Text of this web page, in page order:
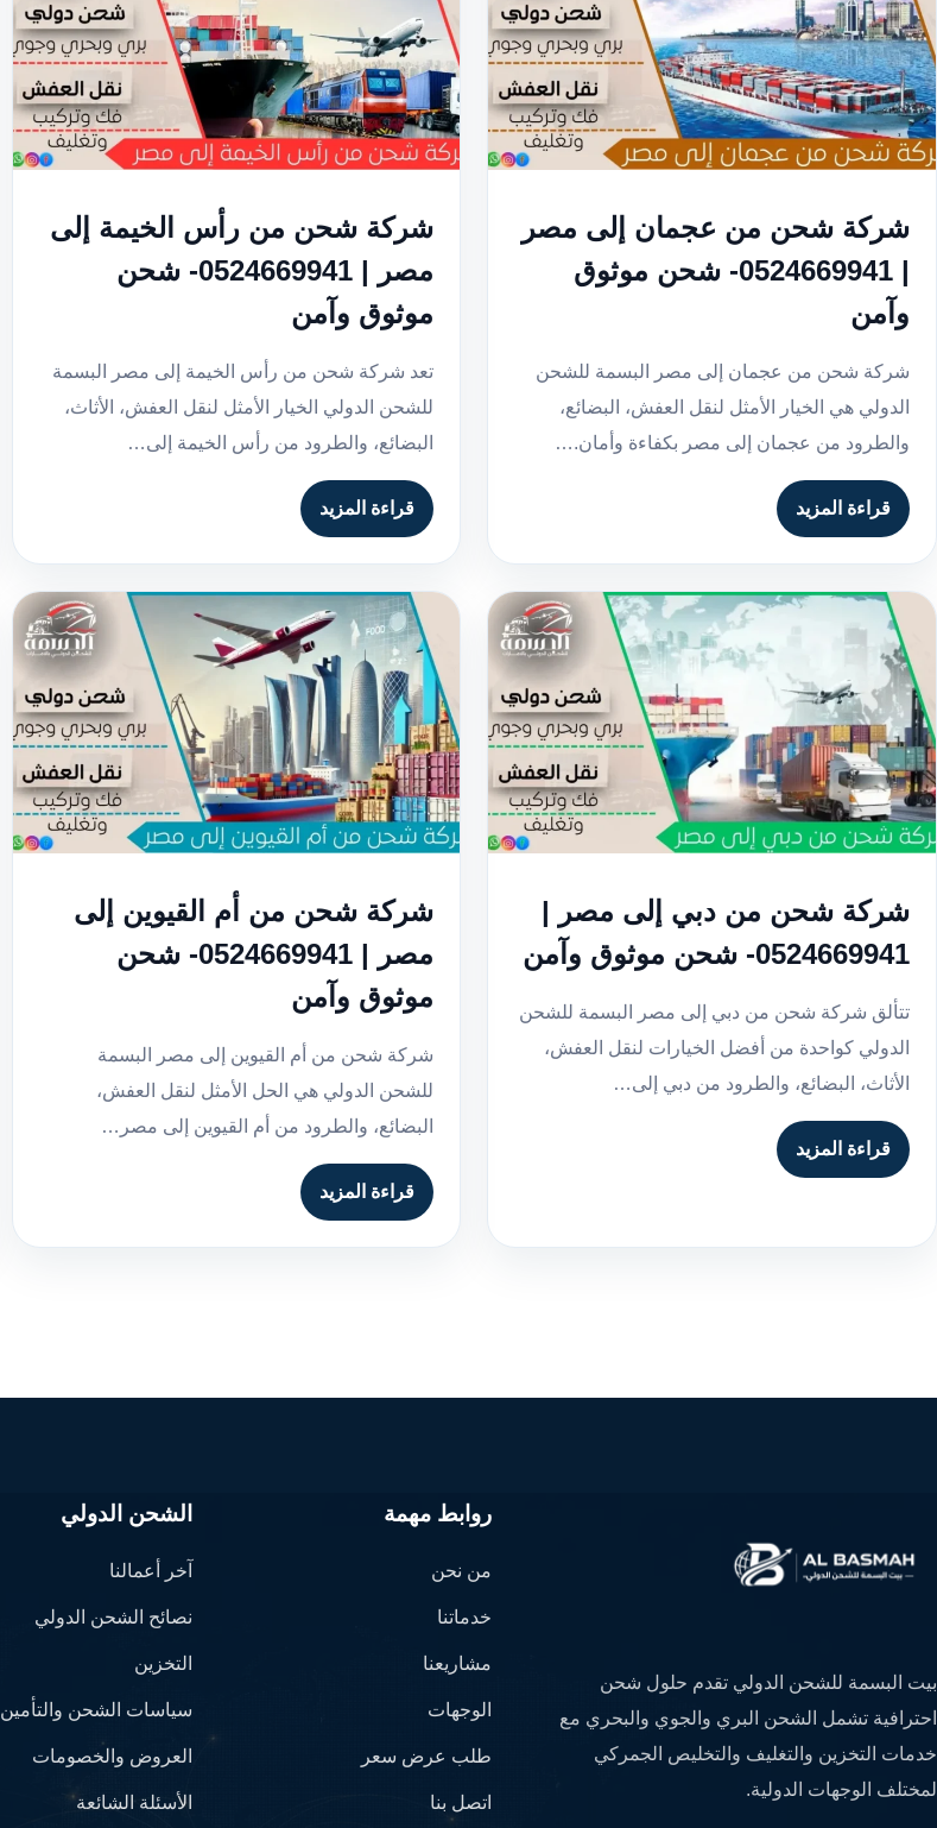
شركة شحن من عجمان إلى مصر
| 0524669941- شحن موثوق
وآمن
شركة شحن من عجمان إلى مصر البسمة للشحن
الدولي هي الخيار الأمثل لنقل العفش، البضائع،
والطرود من عجمان إلى مصر بكفاءة وأمان.…
قراءة المزيد
شركة شحن من رأس الخيمة إلى
مصر | 0524669941- شحن
موثوق وآمن
تعد شركة شحن من رأس الخيمة إلى مصر البسمة
للشحن الدولي الخيار الأمثل لنقل العفش، الأثاث،
البضائع، والطرود من رأس الخيمة إلى…
قراءة المزيد
شركة شحن من دبي إلى مصر |
0524669941- شحن موثوق وآمن
تتألق شركة شحن من دبي إلى مصر البسمة للشحن
الدولي كواحدة من أفضل الخيارات لنقل العفش،
الأثاث، البضائع، والطرود من دبي إلى…
قراءة المزيد
شركة شحن من أم القيوين إلى
مصر | 0524669941- شحن
موثوق وآمن
شركة شحن من أم القيوين إلى مصر البسمة
للشحن الدولي هي الحل الأمثل لنقل العفش،
البضائع، والطرود من أم القيوين إلى مصر…
قراءة المزيد
بيت البسمة للشحن الدولي تقدم حلول شحن
احترافية تشمل الشحن البري والجوي والبحري مع
خدمات التخزين والتغليف والتخليص الجمركي
لمختلف الوجهات الدولية.
روابط مهمة
من نحن
خدماتنا
مشاريعنا
الوجهات
طلب عرض سعر
اتصل بنا
الشحن الدولي
آخر أعمالنا
نصائح الشحن الدولي
التخزين
سياسات الشحن والتأمين
العروض والخصومات
الأسئلة الشائعة